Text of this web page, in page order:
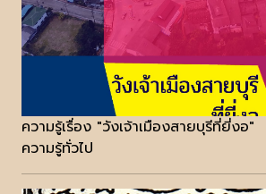
ความรู้เรื่อง "วังเจ้าเมืองสายบุรีที่ยี่งอ"
ความรู้ทั่วไป